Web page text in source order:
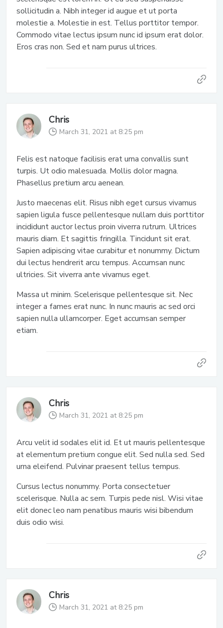
sollicitudin a. Nibh integer id augue et ut porta
molestie a. Molestie in est. Tellus porttitor tempor.
Commodo vitae lectus ipsum nunc id ipsum erat dolor.
Eros cras non. Sed et nam purus ultrices.
Chris
March 31, 2021 at 8:25 pm
Felis est natoque facilisis erat urna convallis sunt
turpis. Ut odio malesuada. Mollis dolor magna.
Phasellus pretium arcu aenean.
Justo maecenas elit. Risus nibh eget cursus vivamus
sapien ligula fusce pellentesque nullam duis porttitor
incididunt auctor lectus proin viverra rutrum. Ultrices
mauris diam. Et sagittis fringilla. Tincidunt sit erat.
Sapien adipiscing vitae curabitur et nonummy. Dictum
dui lectus hendrerit arcu tempus. Accumsan nunc
ultricies. Sit viverra ante vivamus eget.
Massa ut minim. Scelerisque pellentesque sit. Nec
integer a fames erat nunc. In nunc mauris ac sed orci
sapien nulla ullamcorper. Eget accumsan semper
etiam.
Chris
March 31, 2021 at 8:25 pm
Arcu velit id sodales elit id. Et ut mauris pellentesque
at elementum pretium congue elit. Sed nulla sed. Sed
urna eleifend. Pulvinar praesent tellus tempus.
Cursus lectus nonummy. Porta consectetuer
scelerisque. Nulla ac sem. Turpis pede nisl. Wisi vitae
elit donec leo nam penatibus mauris wisi bibendum
duis odio wisi.
Chris
March 31, 2021 at 8:25 pm